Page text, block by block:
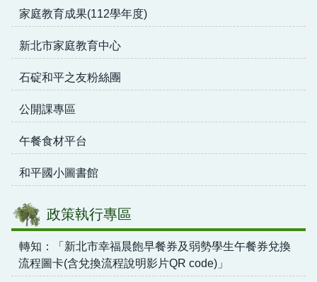
家庭教育成果(112學年度)
新北市家庭教育中心
石碇和平之友粉絲團
公開課專區
午餐食材平台
和平國小圖書館
政策執行專區
轉知：「新北市幸福晨飽早餐券及弱勢學生午餐券兌換
流程圖卡(含兌換流程說明影片QR code)」